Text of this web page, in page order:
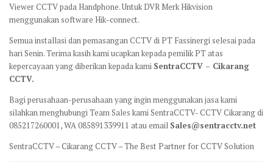
Viewer CCTV pada Handphone. Untuk DVR Merk Hikvision
menggunakan software Hik-connect.
Semua installasi dan pemasangan CCTV di PT Fassinergi selesai pada
hari Senin. Terima kasih kami ucapkan kepada pemilik PT atas
kepercayaan yang diberikan kepada kami SentraCCTV – Cikarang
CCTV.
Bagi perusahaan-perusahaan yang ingin menggunakan jasa kami
silahkan menghubungi Team Sales kami SentraCCTV- CCTV Cikarang di
085217260001, WA 085891339911 atau email Sales@sentracctv.net
SentraCCTV – Cikarang CCTV – The Best Partner for CCTV Solution